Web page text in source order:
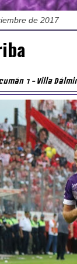
de 2017
1 - Villa